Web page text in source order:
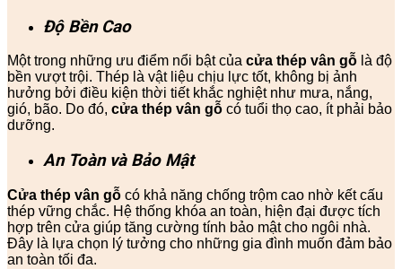
Độ Bền Cao
Một trong những ưu điểm nổi bật của cửa thép vân gỗ là độ
bền vượt trội. Thép là vật liệu chịu lực tốt, không bị ảnh
hưởng bởi điều kiện thời tiết khắc nghiệt như mưa, nắng,
gió, bão. Do đó, cửa thép vân gỗ có tuổi thọ cao, ít phải bảo
dưỡng.
An Toàn và Bảo Mật
Cửa thép vân gỗ có khả năng chống trộm cao nhờ kết cấu
thép vững chắc. Hệ thống khóa an toàn, hiện đại được tích
hợp trên cửa giúp tăng cường tính bảo mật cho ngôi nhà.
Đây là lựa chọn lý tưởng cho những gia đình muốn đảm bảo
an toàn tối đa.